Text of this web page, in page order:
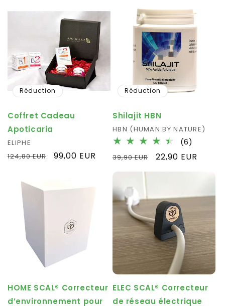
Réduction
Coffret Cadeau
Apoticaria
Fournisseur :
ELIPHE
Prix
124,80 EUR
Prix
99,00 EUR
Réduction
Shilajit HBN
Fournisseur :
HBN (HUMAN BY NATURE)
(6)
total
des
Prix
habituel
39,90 EUR
Prix
promotionnel
22,90 EUR
HOME SCAL® Correcteur
d’environnement pour
ELEC SCAL® Correcteur
de réseau électrique